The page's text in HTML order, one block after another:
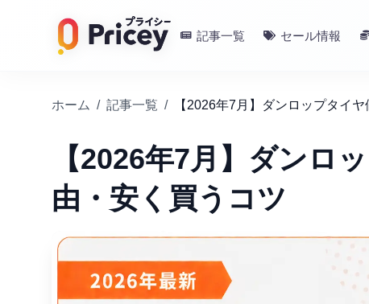
記事一覧 セール情報
ホーム / 記事一覧 / 【2026年7月】ダンロップタイ
【2026年7月】ダンロ
由・安く買うコツ